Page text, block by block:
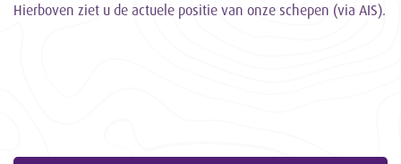
Hierboven ziet u de actuele positie van onze schepen (via AIS).